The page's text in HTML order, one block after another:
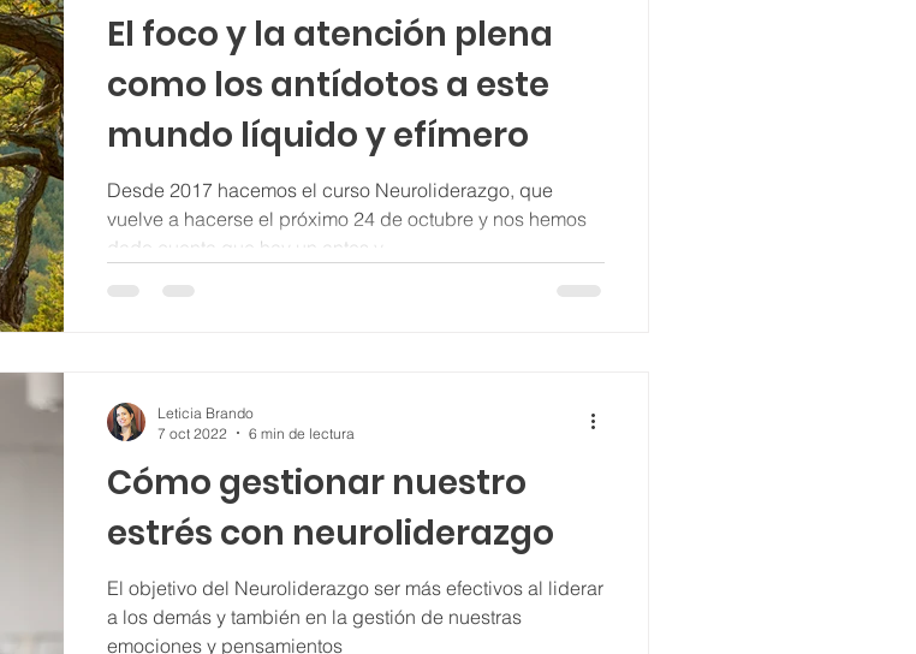
El foco y la atención plena
como los antídotos a este
mundo líquido y efímero
Desde 2017 hacemos el curso Neuroliderazgo, que
vuelve a hacerse el próximo 24 de octubre y nos hemos
dado cuenta que hay un antes y...
Cómo gestionar nuestro
estrés con neuroliderazgo
El objetivo del Neuroliderazgo ser más efectivos al liderar
a los demás y también en la gestión de nuestras
emociones y pensamientos
Leticia Brando
7 oct 2022
6 min de lectura